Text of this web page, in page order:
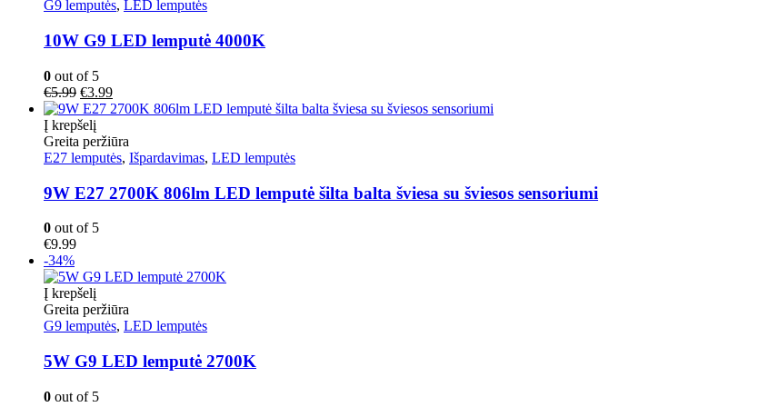
G9 lemputės, LED lemputės
10W G9 LED lemputė 4000K
0 out of 5
€5.99 Original
price
was:
€5.99.
€3.99Current
price
€3.99.
Į krepšelį
Greita peržiūra
E27 lemputės, Išpardavimas, LED lemputės
9W E27 2700K 806lm LED lemputė šilta balta šviesa su šviesos sensoriumi
0 out of 5
€9.99
-34%
Į krepšelį
Greita peržiūra
G9 lemputės, LED lemputės
5W G9 LED lemputė 2700K
0 out of 5